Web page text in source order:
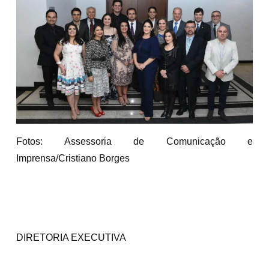
Fotos: Assessoria de Comunicação e
Imprensa/Cristiano Borges
DIRETORIA EXECUTIVA